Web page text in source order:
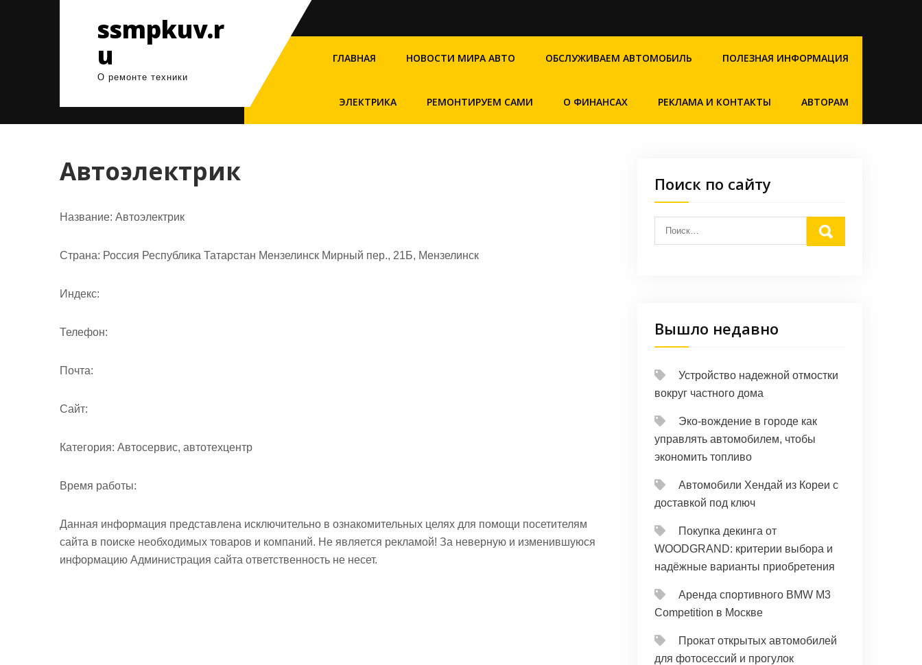
ssmpkuv.r
u
О ремонте техники
ГЛАВНАЯ НОВОСТИ МИРА АВТО ОБСЛУЖИВАЕМ АВТОМОБИЛЬ ПОЛЕЗНАЯ ИНФОРМАЦИЯ
ЭЛЕКТРИКА РЕМОНТИРУЕМ САМИ О ФИНАНСАХ РЕКЛАМА И КОНТАКТЫ АВТОРАМ
Автоэлектрик
Название: Автоэлектрик
Страна: Россия Республика Татарстан Мензелинск Мирный пер., 21Б, Мензелинск
Индекс:
Телефон:
Почта:
Cайт:
Категория: Автосервис, автотехцентр
Время работы:
Данная информация представлена исключительно в ознакомительных целях для помощи посетителям
сайта в поиске необходимых товаров и компаний. Не является рекламой! За неверную и изменившуюся
информацию Администрация сайта ответственность не несет.
Поиск по сайту
Вышло недавно
Устройство надежной отмостки
вокруг частного дома
Эко-вождение в городе как
управлять автомобилем, чтобы
экономить топливо
Автомобили Хендай из Кореи с
доставкой под ключ
Покупка декинга от
WOODGRAND: критерии выбора и
надёжные варианты приобретения
Аренда спортивного BMW M3
Competition в Москве
Прокат открытых автомобилей
для фотосессий и прогулок